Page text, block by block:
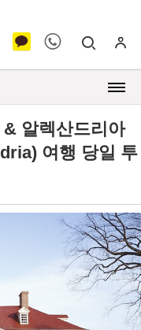
알렉산드리아
여행 당일 투